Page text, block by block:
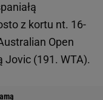
z kortu nt. 16-
Open
Jovic (191. WTA).